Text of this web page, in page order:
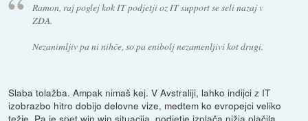
Ramon, raj poglej kok IT podjetji oz IT support se seli nazaj v
ZDA.
Nezanimljiv pa ni nihče, so pa enibolj nezamenljivi kot drugi.
Slaba tolažba. Ampak nimaš kej. V Avstraliji, lahko indijci z IT
izobrazbo hitro dobijo delovne vize, medtem ko evropejci veliko